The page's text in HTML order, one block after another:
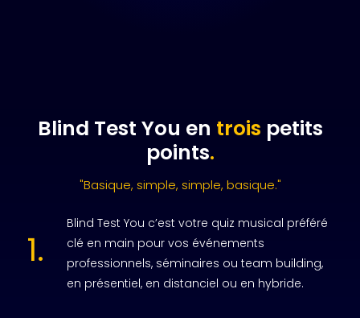
Blind Test You en trois petits
points.
"Basique, simple, simple, basique."
1.
Blind Test You c’est votre quiz musical préféré
clé en main pour vos événements
professionnels, séminaires ou team building,
en présentiel, en distanciel ou en hybride.